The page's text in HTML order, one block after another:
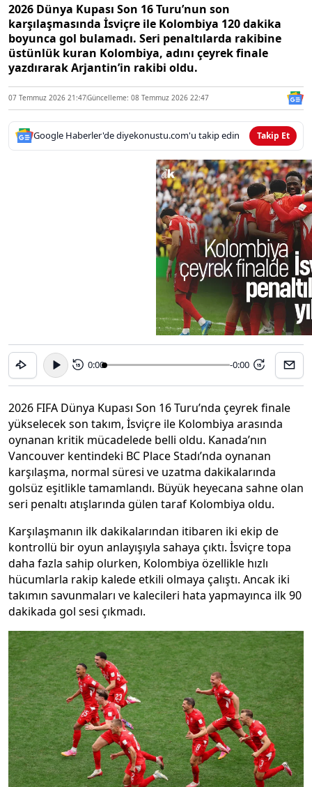
2026 Dünya Kupası Son 16 Turu’nun son
karşılaşmasında İsviçre ile Kolombiya 120 dakika
boyunca gol bulamadı. Seri penaltılarda rakibine
üstünlük kuran Kolombiya, adını çeyrek finale
yazdırarak Arjantin’in rakibi oldu.
07 Temmuz 2026 21:47Güncelleme: 08 Temmuz 2026 22:47
Google Haberler'de diyekonustu.com'u takip edin Takip Et
15 0:00 -0:00 15
2026 FIFA Dünya Kupası Son 16 Turu’nda çeyrek finale
yükselecek son takım, İsviçre ile Kolombiya arasında
oynanan kritik mücadelede belli oldu. Kanada’nın
Vancouver kentindeki BC Place Stadı’nda oynanan
karşılaşma, normal süresi ve uzatma dakikalarında
golsüz eşitlikle tamamlandı. Büyük heyecana sahne olan
seri penaltı atışlarında gülen taraf Kolombiya oldu.
Karşılaşmanın ilk dakikalarından itibaren iki ekip de
kontrollü bir oyun anlayışıyla sahaya çıktı. İsviçre topa
daha fazla sahip olurken, Kolombiya özellikle hızlı
hücumlarla rakip kalede etkili olmaya çalıştı. Ancak iki
takımın savunmaları ve kalecileri hata yapmayınca ilk 90
dakikada gol sesi çıkmadı.